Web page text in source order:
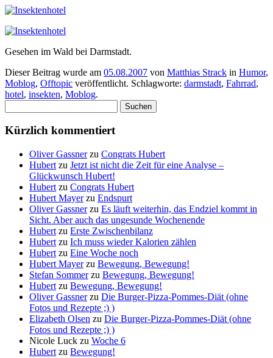
Gesehen im Wald bei Darmstadt.
Dieser Beitrag wurde am 05.08.2007 von Matthias Strack in Humor,
Moblog, Offtopic veröffentlicht. Schlagworte: darmstadt, Fahrrad,
hotel, insekten, Moblog.
nach:
Kürzlich kommentiert
Oliver Gassnerzu Congrats Hubert
Hubert zu Jetzt ist nicht die Zeit für eine Analyse –
Glückwunsch Hubert!
Hubert zu Congrats Hubert
Hubert Mayerzu Endspurt
Oliver Gassnerzu Es läuft weiterhin, das Endziel kommt in
Sicht. Aber auch das ungesunde Wochenende
Hubert zu Erste Zwischenbilanz
Hubert zu Ich muss wieder Kalorien zählen
Hubert zu Eine Woche noch
Hubert Mayerzu Bewegung, Bewegung!
Stefan Sommerzu Bewegung, Bewegung!
Hubert zu Bewegung, Bewegung!
Oliver Gassnerzu Die Burger-Pizza-Pommes-Diät (ohne
Fotos und Rezepte ;) )
Elizabeth Olsen zu Die Burger-Pizza-Pommes-Diät (ohne
Fotos und Rezepte ;) )
Nicole Luck zu Woche 6
Hubert zu Bewegung!